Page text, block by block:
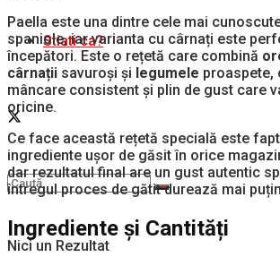
Stiati ca?
Nici un Rezultat
Paella este una dintre cele mai
spaniole, iar varianta cu cârnați este
începători. Este o rețetă care combină
cârnații savuroși și legumele proaspete,
mâncare consistent și plin de gust care
oricine.
Ce face această rețetă specială este
ingrediente ușor de găsit în orice
dar rezultatul final are un gust autentic
întregul proces de gătit durează mai
Ingrediente și Cantități